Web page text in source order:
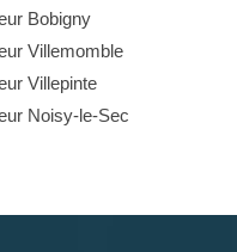
Bobigny
Villemomble
Villepinte
Noisy-le-Sec